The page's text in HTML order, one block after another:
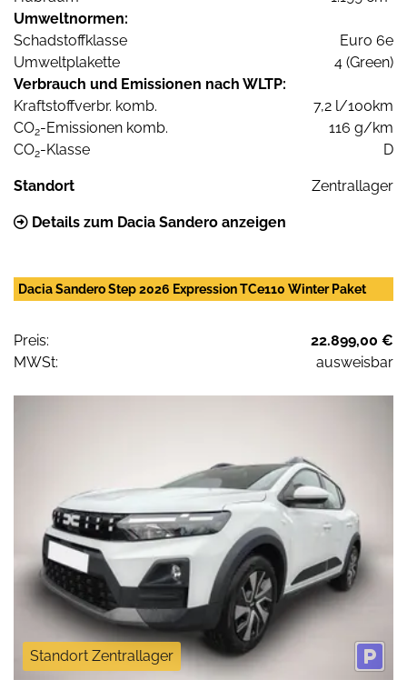
Umweltnormen:
Schadstoffklasse
Euro 6e
Umweltplakette
4 (Green)
Verbrauch und Emissionen nach WLTP:
Kraftstoffverbr. komb.
7,2 l/100km
CO2-Emissionen komb.
116 g/km
CO2-Klasse D
Standort Zentrallager
Details zum Dacia Sandero anzeigen
Dacia Sandero Step 2026 Expression TCe110 Winter Paket
Preis:
22.899,00 €
MWSt:
ausweisbar
Standort Zentrallager